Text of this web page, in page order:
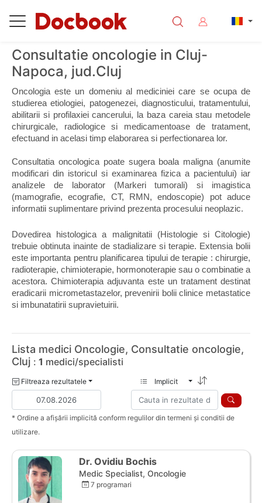
Consultatie oncologie in Cluj-
Napoca, jud.Cluj
Oncologia este un domeniu al mediciniei care se ocupa de
studierea etiologiei, patogenezei, diagnosticului, tratamentului,
abilitarii si profilaxiei cancerului, la baza careia stau metodele
chirurgicale, radiologice si medicamentoase de tratament,
efectuand in acelasi timp elaborarea si perfectionarea lor.
Consultatia oncologica poate sugera boala maligna (anumite
modificari din istoricul si examinarea fizica a pacientului) iar
analizele de laborator (Markeri tumorali) si imagistica
(mamografie, ecografie, CT, RMN, endoscopie) pot aduce
informatii suplimentare privind prezenta procesului neoplazic.
Dovedirea histologica a malignitatii (Histologie si Citologie)
trebuie obtinuta inainte de stadializare si terapie. Extensia bolii
este importanta pentru planificarea tipului de terapie : chirurgie,
radioterapie, chimioterapie, hormonoterapie sau o combinatie a
acestora. Chimioterapia adjuvanta este un tratament destinat
eradicarii micrometastazelor, prevenirii bolii clinice metastatice
si imbunatatirii supravietuirii.
Lista medici Oncologie, Consultatie oncologie,
Cluj : 1 medici/specialisti
Filtreaza rezultatele Implicit
* Ordine a afișării implicită conform regulilor din termeni și conditii de
utilizare.
Dr. Ovidiu Bochis
Medic Specialist, Oncologie
7 programari